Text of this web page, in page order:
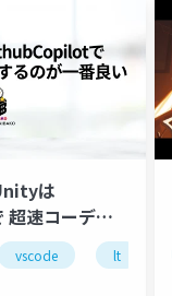
は
速コーディ
い
vscode lt